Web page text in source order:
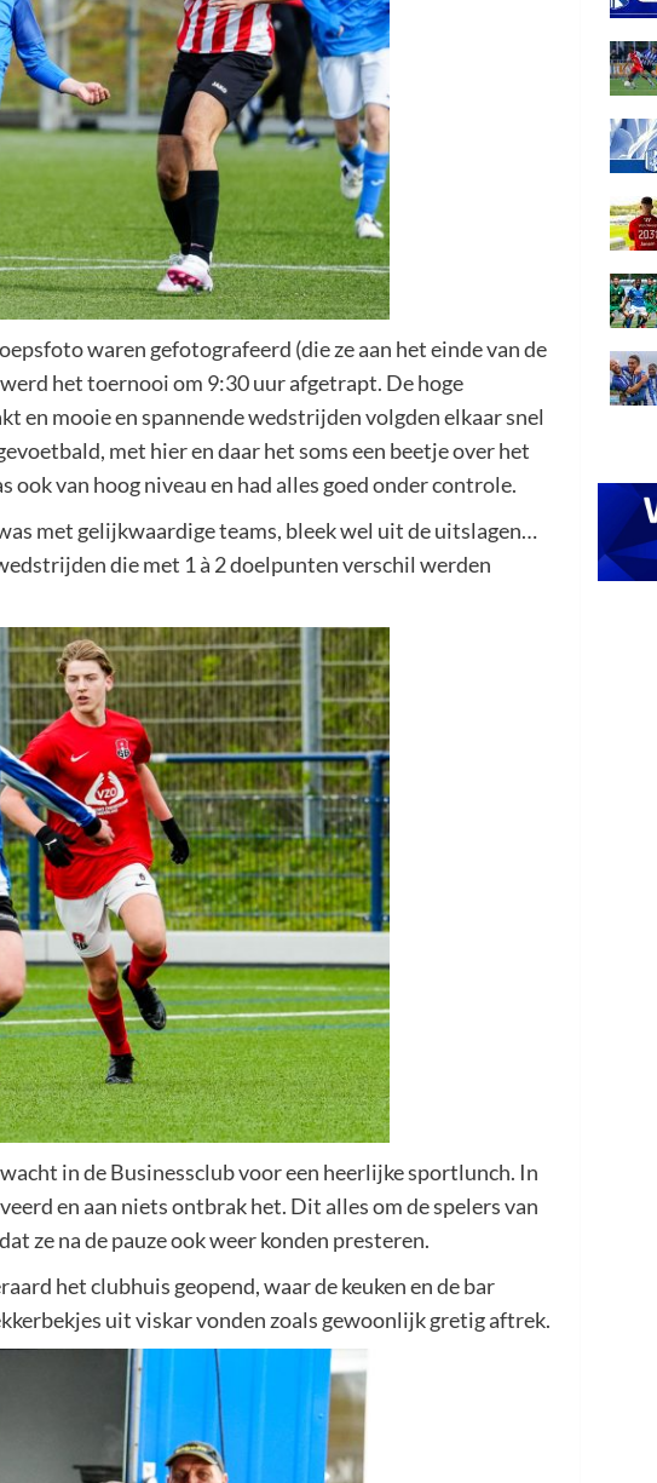
waren gefotografeerd (die ze aan het einde van de
het toernooi om 9:30 uur afgetrapt. De hoge
en mooie en spannende wedstrijden volgden elkaar snel
met hier en daar het soms een beetje over het
ook van hoog niveau en had alles goed onder controle.
met gelijkwaardige teams, bleek wel uit de uitslagen…
die met 1 à 2 doelpunten verschil werden
in de Businessclub voor een heerlijke sportlunch. In
en aan niets ontbrak het. Dit alles om de spelers van
ze na de pauze ook weer konden presteren.
het clubhuis geopend, waar de keuken en de bar
uit viskar vonden zoals gewoonlijk gretig aftrek.